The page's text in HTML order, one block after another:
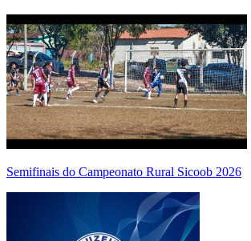
Semifinais do Campeonato Rural Sicoob 2026